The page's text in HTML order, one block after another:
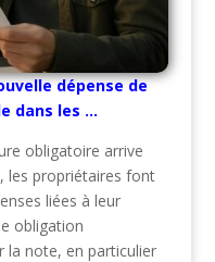
dépense de
dans les …
obligatoire arrive
les propriétaires font
liées à leur
obligation
la note, en particulier